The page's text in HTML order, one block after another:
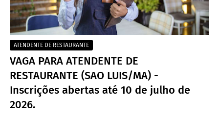
ATENDENTE DE RESTAURANTE
VAGA PARA ATENDENTE DE
RESTAURANTE (SAO LUIS/MA) -
Inscrições abertas até 10 de julho de
2026.